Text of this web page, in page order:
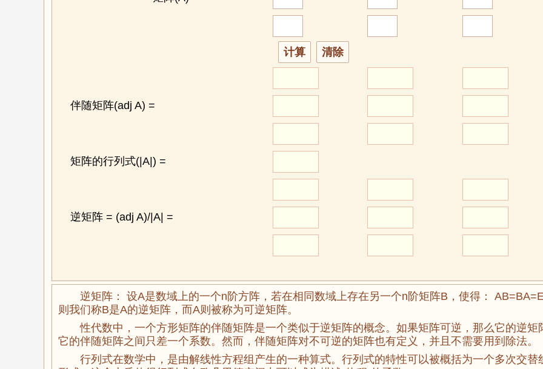
伴随矩阵(adj A) =
矩阵的行列式(|A|) =
逆矩阵 = (adj A)/|A| =
逆矩阵： 设A是数域上的一个n阶方阵，若在相同数域上存在另一个n阶矩阵B，使得： AB=BA=E
则我们称B是A的逆矩阵，而A则被称为可逆矩阵。
性代数中，一个方形矩阵的伴随矩阵是一个类似于逆矩阵的概念。如果矩阵可逆，那么它的逆矩
它的伴随矩阵之间只差一个系数。然而，伴随矩阵对不可逆的矩阵也有定义，并且不需要用到除法。
行列式在数学中，是由解线性方程组产生的一种算式。行列式的特性可以被概括为一个多次交替